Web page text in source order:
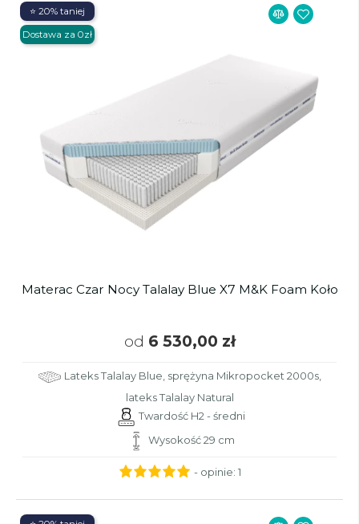
Materac Czar Nocy Talalay Blue X7 M&K Foam Koło
od 6 530,00 zł
Lateks Talalay Blue, sprężyna Mikropocket 2000s,
lateks Talalay Natural
Twardość H2 - średni
Wysokość 29 cm
⭐ 20% taniej
Dostawa za 0zł
- opinie: 1